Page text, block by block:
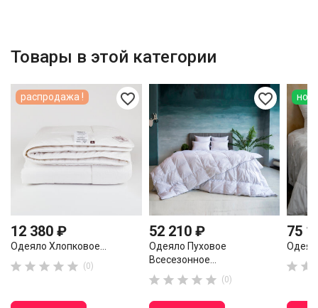
Товары в этой категории
favorite_border
12 380 ₽
Одеяло Хлопковое...
     (0)
распродажа ! favorite_border
52 210 ₽
Одеяло Пуховое
Всесезонное...
     (0)
75
 